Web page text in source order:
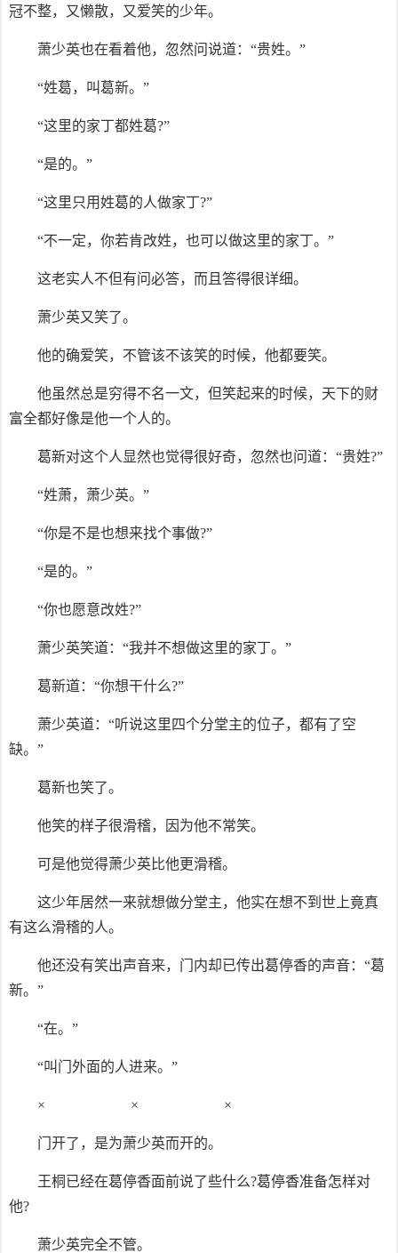
冠不整，又懒散，又爱笑的少年。
萧少英也在看着他，忽然问说道：“贵姓。”
“姓葛，叫葛新。”
“这里的家丁都姓葛?”
“是的。”
“这里只用姓葛的人做家丁?”
“不一定，你若肯改姓，也可以做这里的家丁。”
这老实人不但有问必答，而且答得很详细。
萧少英又笑了。
他的确爱笑，不管该不该笑的时候，他都要笑。
他虽然总是穷得不名一文，但笑起来的时候，天下的财
富全都好像是他一个人的。
葛新对这个人显然也觉得很好奇，忽然也问道：“贵姓?”
“姓萧，萧少英。”
“你是不是也想来找个事做?”
“是的。”
“你也愿意改姓?”
萧少英笑道：“我并不想做这里的家丁。”
葛新道：“你想干什么?”
萧少英道：“听说这里四个分堂主的位子，都有了空
缺。”
葛新也笑了。
他笑的样子很滑稽，因为他不常笑。
可是他觉得萧少英比他更滑稽。
这少年居然一来就想做分堂主，他实在想不到世上竟真
有这么滑稽的人。
他还没有笑出声音来，门内却已传出葛停香的声音：“葛
新。”
“在。”
“叫门外面的人进来。”
× × ×
门开了，是为萧少英而开的。
王桐已经在葛停香面前说了些什么?葛停香准备怎样对
他?
萧少英完全不管。